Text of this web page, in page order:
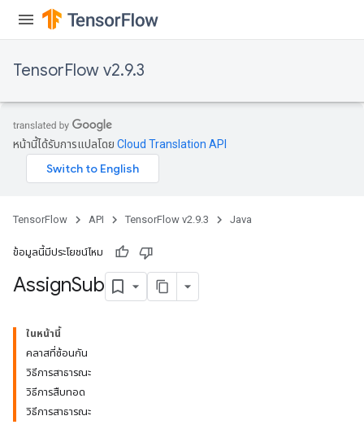
TensorFlow v2.9.3
หน้านี้ได้รับการแปลโดย Cloud Translation API
TensorFlow API TensorFlow v2.9.3 Java
ข้อมูลนี้มีประโยชน์ไหม
AssignSub
ในหน้านี้
คลาสที่ซ้อนกัน
วิธีการสาธารณะ
วิธีการสืบทอด
วิธีการสาธารณะ